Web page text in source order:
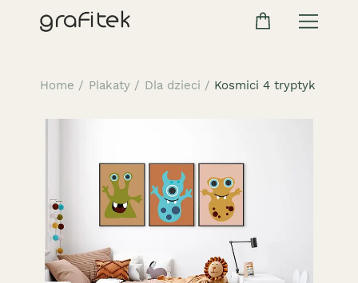
Home / Plakaty / Dla dzieci / Kosmici 4 tryptyk